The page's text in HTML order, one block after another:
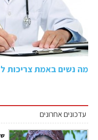
מה נשים באמת צריכות
עדכונים אחרונים